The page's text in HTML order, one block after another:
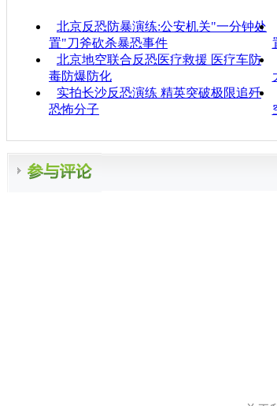
北京反恐防暴演练:公安机关"一分钟处
置"刀斧砍杀暴恐事件
北京地空联合反恐医疗救援 医疗车防
毒防爆防化
实拍长沙反恐演练 精英突破极限追歼
恐怖分子